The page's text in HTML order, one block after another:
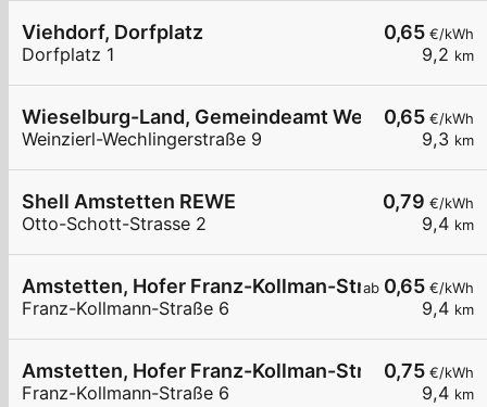
0,65 €/kWh
9,2 km
Viehdorf, Dorfplatz
Dorfplatz 1
0,65 €/kWh
9,3 km
Wieselburg-Land, Gemeindeamt Weinzierl
Weinzierl-Wechlingerstraße 9
0,79 €/kWh
9,4 km
Shell Amstetten REWE
Otto-Schott-Strasse 2
ab 0,65 €/kWh
9,4 km
Amstetten, Hofer Franz-Kollman-Str.
Franz-Kollmann-Straße 6
0,75 €/kWh
9,4 km
Amstetten, Hofer Franz-Kollman-Str.
Franz-Kollmann-Straße 6